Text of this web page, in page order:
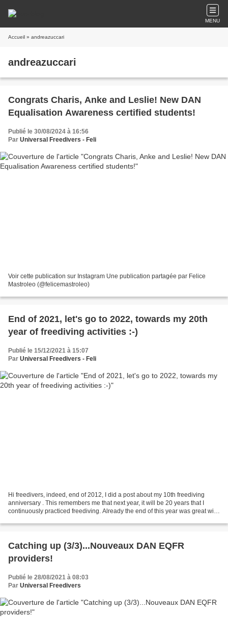
MENU
Accueil » andreazuccari
andreazuccari
Congrats Charis, Anke and Leslie! New DAN
Equalisation Awareness certified students!
Publié le 30/08/2024 à 16:56
Par Universal Freedivers - Feli
Voir cette publication sur Instagram Une publication partagée par Felice
Mastroleo (@felicemastroleo)
End of 2021, let's go to 2022, towards my 20th
year of freediving activities :-)
Publié le 15/12/2021 à 15:07
Par Universal Freedivers - Feli
Hi freedivers, indeed, end of 2012, I did a post about my 10th freediving
anniversary . This remembers me that next year, it will be 20 years that I
continuously practiced freediving. Already the end of this year was great with
Catching up (3/3)...Nouveaux DAN EQFR
providers!
Publié le 28/08/2021 à 08:03
Par Universal Freedivers